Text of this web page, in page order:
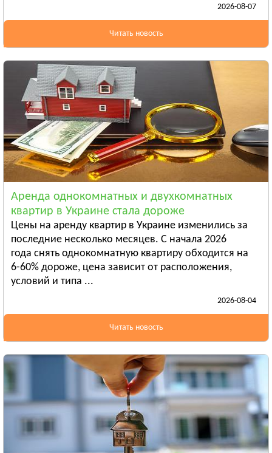
Смотреть всё
Тараща
Тетиев
Смотреть всё
КИРОВОГРАДСКАЯ ОБЛАСТЬ
Александрия
Бобринец
Гайворон
Смотреть всё
ЛУГАНСКАЯ ОБЛАСТЬ
Алчевск
Рубежное
Александровск
Смотреть всё
ЛЬВОВСКАЯ ОБЛАСТЬ
Стрый
НИКОЛАЕВСКАЯ ОБЛАСТЬ
Вознесенск
Новая Одесса
Смотреть всё
ОДЕССКАЯ ОБЛАСТЬ
2026-08-07
Читать новость
Аренда однокомнатных и двухкомнатных
квартир в Украине стала дороже
Цены на аренду квартир в Украине изменились за
последние несколько месяцев. С начала 2026
года снять однокомнатную квартиру обходится на
6-60% дороже, цена зависит от расположения,
условий и типа ...
2026-08-04
Читать новость